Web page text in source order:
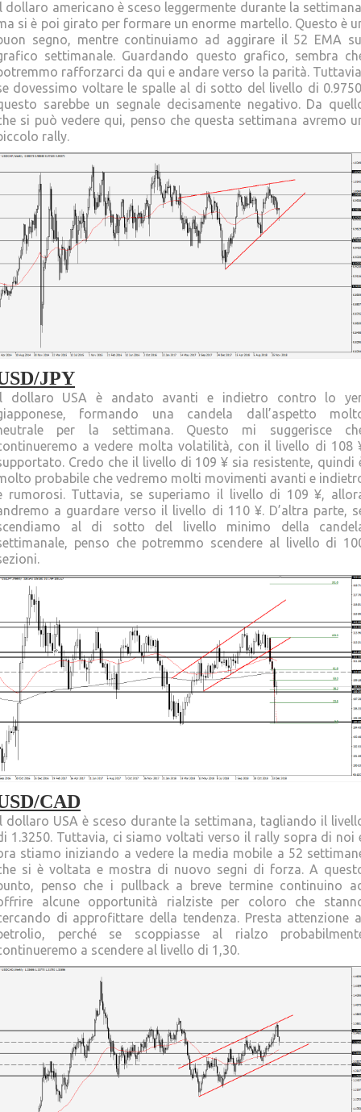
dollaro americano è sceso leggermente durante la
si è poi girato per formare un enorme martello. Questo è
segno, mentre continuiamo ad aggirare il 52 EMA
settimanale. Guardando questo grafico, sembra
rafforzarci da qui e andare verso la parità.
dovessimo voltare le spalle al di sotto del livello di
sarebbe un segnale decisamente negativo. Da
si può vedere qui, penso che questa settimana avremo
rally.
JPY
dollaro USA è andato avanti e indietro contro lo
formando una candela dall’aspetto
per la settimana. Questo mi suggerisce
a vedere molta volatilità, con il livello di 108
Credo che il livello di 109 ¥ sia resistente, quindi
probabile che vedremo molti movimenti avanti e
rumorosi. Tuttavia, se superiamo il livello di 109 ¥,
a guardare verso il livello di 110 ¥. D’altra parte,
al di sotto del livello minimo della
penso che potremmo scendere al livello di
CAD
dollaro USA è sceso durante la settimana, tagliando il
1.3250. Tuttavia, ci siamo voltati verso il rally sopra di noi
stiamo iniziando a vedere la media mobile a 52
si è voltata e mostra di nuovo segni di forza. A
penso che i pullback a breve termine continuino
alcune opportunità rialziste per coloro che
di approfittare della tendenza. Presta attenzione
perché se scoppiasse al rialzo
a scendere al livello di 1,30.